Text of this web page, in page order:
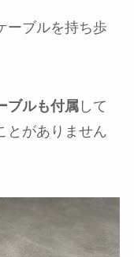
ーブルを持ち歩
ブルも付属して
とがありません